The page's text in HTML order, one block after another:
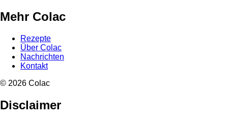
Mehr Colac
Rezepte
Über Colac
Nachrichten
Kontakt
© 2026 Colac
Disclaimer